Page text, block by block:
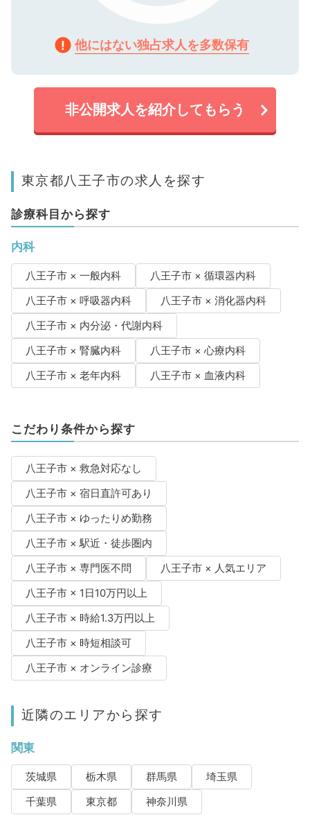
他にはない独占求人を多数保有
非公開求人を紹介してもらう
東京都八王子市の求人を探す
診療科目から探す
内科
八王子市 × 一般内科
八王子市 × 循環器内科
八王子市 × 呼吸器内科
八王子市 × 消化器内科
八王子市 × 内分泌・代謝内科
八王子市 × 腎臓内科
八王子市 × 心療内科
八王子市 × 老年内科
八王子市 × 血液内科
こだわり条件から探す
八王子市 × 救急対応なし
八王子市 × 宿日直許可あり
八王子市 × ゆったりめ勤務
八王子市 × 駅近・徒歩圏内
八王子市 × 専門医不問
八王子市 × 人気エリア
八王子市 × 1日10万円以上
八王子市 × 時給1.3万円以上
八王子市 × 時短相談可
八王子市 × オンライン診療
近隣のエリアから探す
関東
茨城県 栃木県 群馬県
埼玉県
千葉県
東京都 神奈川県